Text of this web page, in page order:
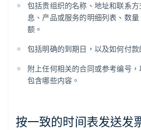
包括贵组织的名称、地址和联系
息、产品或服务的明细列表、数
额。
包括明确的到期日，以及如何付款
附上任何相关的合同或参考编号
包含哪些内容。
按一致的时间表发送发